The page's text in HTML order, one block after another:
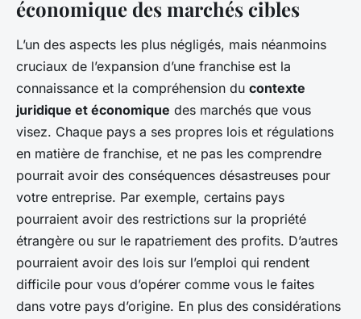
économique des marchés cibles
L’un des aspects les plus négligés, mais néanmoins
cruciaux de l’expansion d’une franchise est la
connaissance et la compréhension du contexte
juridique et économique des marchés que vous
visez. Chaque pays a ses propres lois et régulations
en matière de franchise, et ne pas les comprendre
pourrait avoir des conséquences désastreuses pour
votre entreprise. Par exemple, certains pays
pourraient avoir des restrictions sur la propriété
étrangère ou sur le rapatriement des profits. D’autres
pourraient avoir des lois sur l’emploi qui rendent
difficile pour vous d’opérer comme vous le faites
dans votre pays d’origine. En plus des considérations